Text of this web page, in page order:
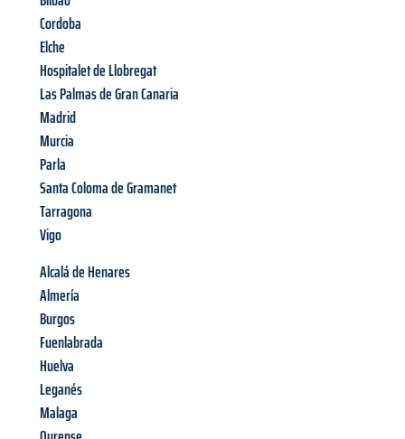
Cordoba
Elche
Hospitalet de Llobregat
Las Palmas de Gran Canaria
Madrid
Murcia
Parla
Santa Coloma de Gramanet
Tarragona
Vigo
Alcalá de Henares
Almería
Burgos
Fuenlabrada
Huelva
Leganés
Malaga